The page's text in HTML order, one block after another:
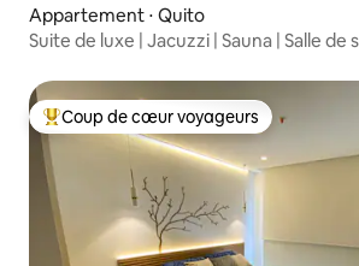
Appartement ⋅ Quito
Suite de luxe | Jacuzzi | Sauna | Salle de
Coups de cœur voyageurs les plus
Coup de cœur voyageurs